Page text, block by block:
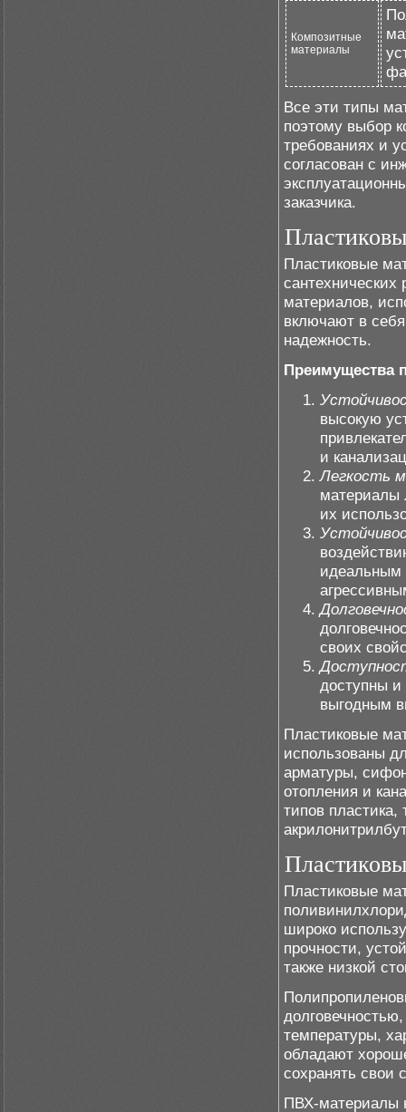
Композитные
материалы
Все эти типы
поэтому выбор
требованиях и
согласован с
заказчика.
Пластиковые
материалов,
включают в
надежность.
Преимущества
высокую
и
Легкость
материалы
их
идеальным
своих
доступны и
выгодным
Пластиковые
использованы
арматуры,
отопления и
типов
Пластиковые
широко
прочности,
также низкой
температуры,
обладают
сохранять свои
ПВХ-материалы